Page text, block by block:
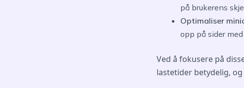
på brukerens
Optimaliser
opp på sider
Ved å fokusere på
lastetider betydelig,